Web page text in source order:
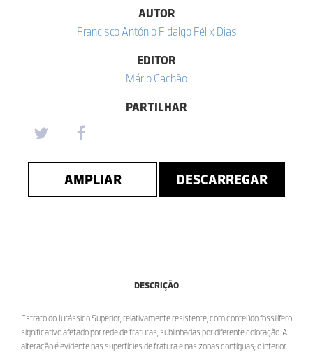
AUTOR
Francisco António Fidalgo Félix Dias
EDITOR
Mário Cachão
PARTILHAR
AMPLIAR DESCARREGAR
DESCRIÇÃO
Estrato do Jurássico Superior, relativamente resistente, com conteúdo fossilífero
significativo afetado por rede de fraturas, sublinhadas por diferente coloração. A
alteração é evidente nas superfícies de fratura e nas zonas contíguas; o interior